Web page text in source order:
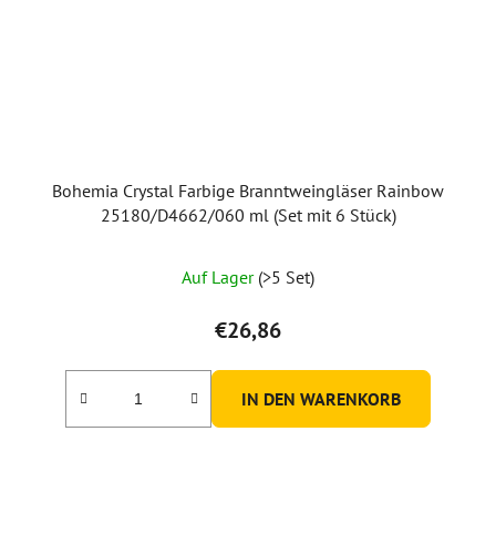
Bohemia Crystal Farbige Branntweingläser Rainbow
25180/D4662/060 ml (Set mit 6 Stück)
Auf Lager (>5 Set)
€26,86
IN DEN WARENKORB